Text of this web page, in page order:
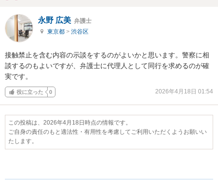
永野 広美 弁護士
東京都 > 渋谷区
接触禁止を含む内容の示談をするのがよいかと思います。警察に相
談するのもよいですが、弁護士に代理人として同行を求めるのが確
実です。
役に立った 0 2026年4月18日 01:54
この投稿は、2026年4月18日時点の情報です。
ご自身の責任のもと適法性・有用性を考慮してご利用いただくようお願いい
たします。